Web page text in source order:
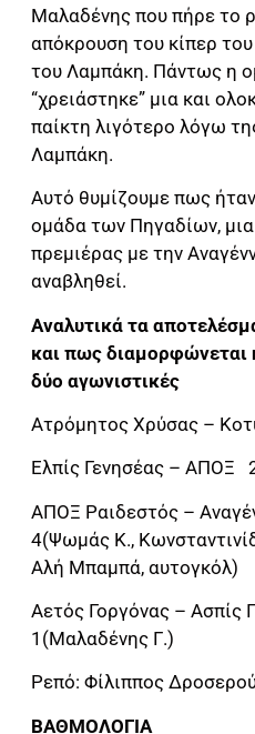
Μαλαδένης που πήρε το
απόκρουση του κίπερ
του Λαμπάκη. Πάντως η
“χρειάστηκε” μια και
παίκτη λιγότερο λόγω
Λαμπάκη.
Αυτό θυμίζουμε πως
ομάδα των Πηγαδίων, μια
πρεμιέρας με την
αναβληθεί.
Αναλυτικά τα
και πως διαμορφώνεται
δύο αγωνιστικές
Ατρόμητος Χρύσας –
Ελπίς Γενησέας – ΑΠΟΞ
ΑΠΟΞ Ραιδεστός –
4(Ψωμάς Κ.,
Αλή Μπαμπά, αυτογκόλ)
Αετός Γοργόνας – Ασπίς
1(Μαλαδένης Γ.)
Ρεπό: Φίλιππος
ΒΑΘΜΟΛΟΓΙΑ